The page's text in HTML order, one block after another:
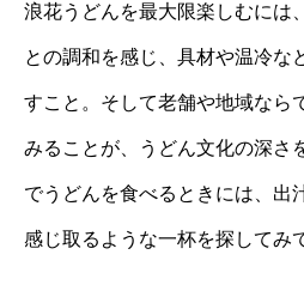
浪花うどんを最大限楽しむには
との調和を感じ、具材や温冷な
すこと。そして老舗や地域なら
みることが、うどん文化の深さ
でうどんを食べるときには、出
感じ取るような一杯を探してみ